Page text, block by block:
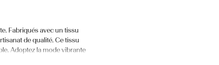
Fabriqués avec un tissu
de qualité. Ce tissu
Adoptez la mode vibrante
blazers bouclés.